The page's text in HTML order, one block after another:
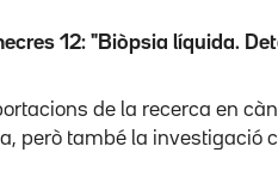
12: "Biòpsia líquida.
de la recerca en
però també la investigació